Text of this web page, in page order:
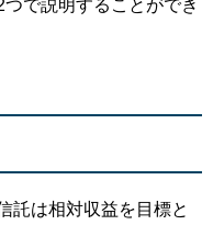
つで説明することができ
託は相対収益を目標と